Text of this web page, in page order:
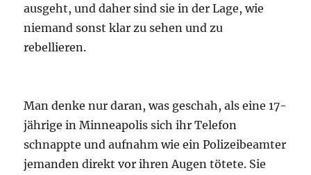
ausgeht, und daher sind sie in der Lage, wie
niemand sonst klar zu sehen und zu
rebellieren.
Man denke nur daran, was geschah, als eine 17-
jährige in Minneapolis sich ihr Telefon
schnappte und aufnahm wie ein Polizeibeamter
jemanden direkt vor ihren Augen tötete. Sie